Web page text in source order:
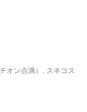
オン点滴）, スネコス